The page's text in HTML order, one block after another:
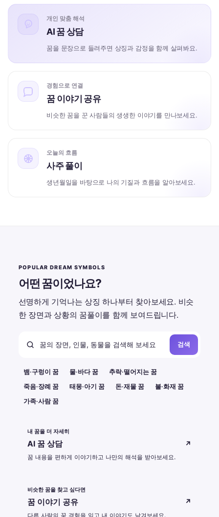
개인 맞춤 해석
AI 꿈 상담
꿈을 문장으로 들려주면 상징과 감정을 함께 살펴봐요.
경험으로 연결
꿈 이야기 공유
비슷한 꿈을 꾼 사람들의 생생한 이야기를 만나보세요.
오늘의 흐름
사주 풀이
생년월일을 바탕으로 나의 기질과 흐름을 알아보세요.
POPULAR DREAM SYMBOLS
어떤 꿈이었나요?
선명하게 기억나는 상징 하나부터 찾아보세요. 비슷
한 장면과 상황의 꿈풀이를 함께 보여드립니다.
검색
뱀·구렁이 꿈 물·바다 꿈
추락·떨어지는 꿈
죽음·장례 꿈
태몽·아기 꿈 돈·재물 꿈
불·화재 꿈
가족·사람 꿈
내 꿈을 더 자세히
AI 꿈 상담 ↗
꿈 내용을 편하게 이야기하고 나만의 해석을 받아보세요.
비슷한 꿈을 찾고 싶다면
꿈 이야기 공유 ↗
다른 사람의 꿈 경험을 읽고 내 이야기도 남겨보세요.